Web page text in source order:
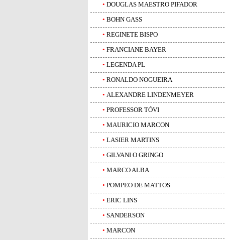
• DOUGLAS MAESTRO PIFADOR
• BOHN GASS
• REGINETE BISPO
• FRANCIANE BAYER
• LEGENDA PL
• RONALDO NOGUEIRA
• ALEXANDRE LINDENMEYER
• PROFESSOR TÓVI
• MAURICIO MARCON
• LASIER MARTINS
• GILVANI O GRINGO
• MARCO ALBA
• POMPEO DE MATTOS
• ERIC LINS
• SANDERSON
• MARCON